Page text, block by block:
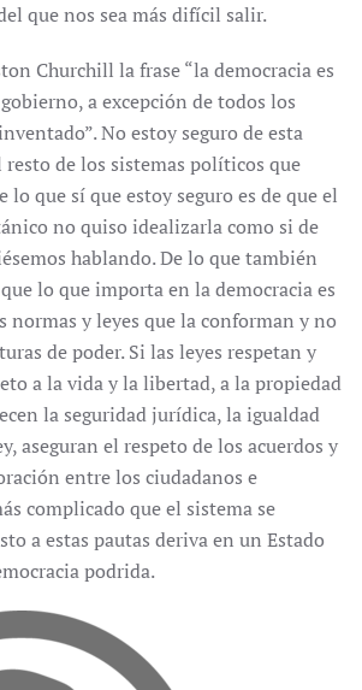
que nos sea más difícil salir.
Churchill la frase “la democracia es
a excepción de todos los
No estoy seguro de esta
de los sistemas políticos que
lo que sí que estoy seguro es de que el
no quiso idealizarla como si de
hablando. De lo que también
lo que importa en la democracia es
normas y leyes que la conforman y no
de poder. Si las leyes respetan y
a la vida y la libertad, a la propiedad
la seguridad jurídica, la igualdad
aseguran el respeto de los acuerdos y
entre los ciudadanos e
complicado que el sistema se
a estas pautas deriva en un Estado
podrida.